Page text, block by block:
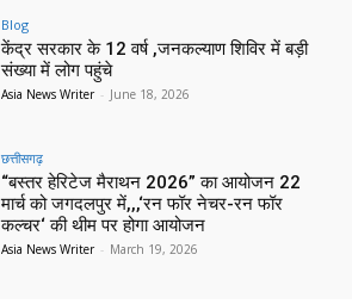
Blog
केंद्र सरकार के 12 वर्ष ,जनकल्याण शिविर में बड़ी
संख्या में लोग पहुंचे
Asia News Writer - June 18, 2026
छत्तीसगढ़
“बस्तर हेरिटेज मैराथन 2026” का आयोजन 22
मार्च को जगदलपुर में,,,‘रन फॉर नेचर-रन फॉर
कल्चर‘ की थीम पर होगा आयोजन
Asia News Writer - March 19, 2026